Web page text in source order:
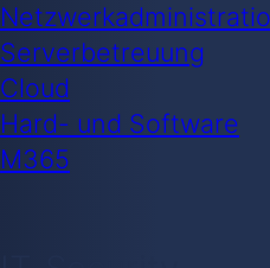
Serverbetreuung
Cloud
Hard- und Software
M365